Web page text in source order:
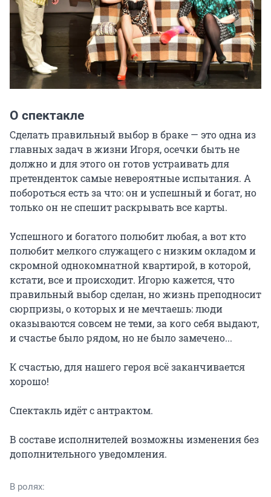
О спектакле
Сделать правильный выбор в браке — это одна из
главных задач в жизни Игоря, осечки быть не
должно и для этого он готов устраивать для
претенденток самые невероятные испытания. А
побороться есть за что: он и успешный и богат, но
только он не спешит раскрывать все карты.
Успешного и богатого полюбит любая, а вот кто
полюбит мелкого служащего с низким окладом и
скромной однокомнатной квартирой, в которой,
кстати, все и происходит. Игорю кажется, что
правильный выбор сделан, но жизнь преподносит
сюрпризы, о которых и не мечтаешь: люди
оказываются совсем не теми, за кого себя выдают,
и счастье было рядом, но не было замечено...
К счастью, для нашего героя всё заканчивается
хорошо!
Спектакль идёт с антрактом.
В составе исполнителей возможны изменения без
дополнительного уведомления.
В ролях: